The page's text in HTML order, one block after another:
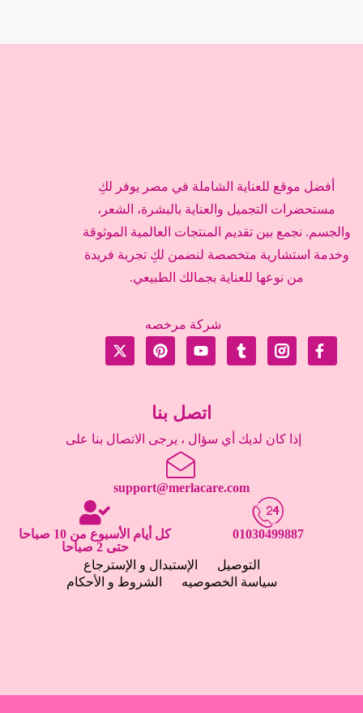
أفضل موقع للعناية الشاملة في مصر يوفر لكِ
مستحضرات التجميل والعناية بالبشرة، الشعر،
والجسم. نجمع بين تقديم المنتجات العالمية الموثوقة
وخدمة استشارية متخصصة لنضمن لكِ تجربة فريدة
من نوعها للعناية بجمالك الطبيعي.
شركة مرخصه
اتصل بنا
إذا كان لديك أي سؤال ، يرجى الاتصال بنا على
support@merlacare.com
01030499887
كل أيام الأسبوع من 10 صباحا
حتى 2 صباحا
التوصيل
الإستبدال و الإسترجاع
سياسة الخصوصيه
الشروط و الأحكام